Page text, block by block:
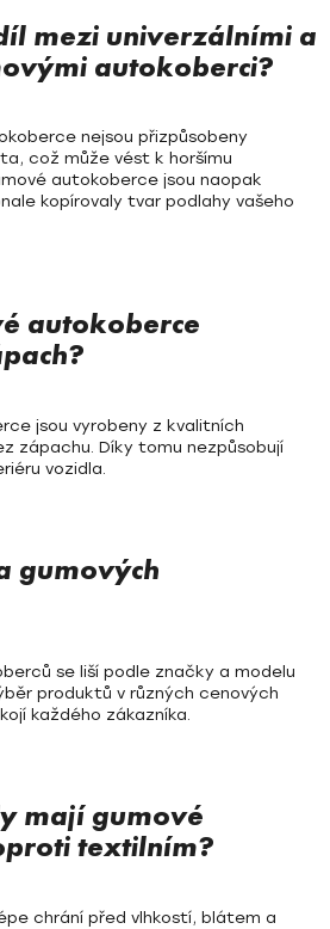
mezi univerzálními a
autokoberci?
nejsou přizpůsobeny
což může vést k horšímu
autokoberce jsou naopak
kopírovaly tvar podlahy vašeho
autokoberce
jsou vyrobeny z kvalitních
zápachu. Díky tomu nezpůsobují
vozidla.
gumových
se liší podle značky a modelu
produktů v různých cenových
každého zákazníka.
mají gumové
textilním?
chrání před vlhkostí, blátem a